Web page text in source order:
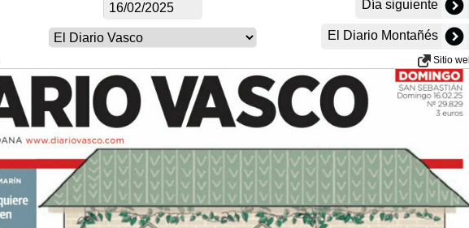
Día siguiente
El Diario Montañés
Sitio